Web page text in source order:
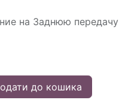
на Заднюю передачу
до кошика